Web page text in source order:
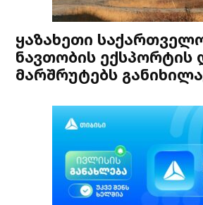
ყაზახეთი
ნავთობის ექსპორტის
მარშრუტებს